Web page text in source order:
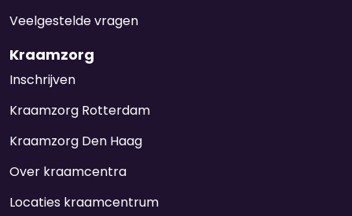
Veelgestelde vragen
Kraamzorg
Inschrijven
Kraamzorg Rotterdam
Kraamzorg Den Haag
Over kraamcentra
Locaties kraamcentrum